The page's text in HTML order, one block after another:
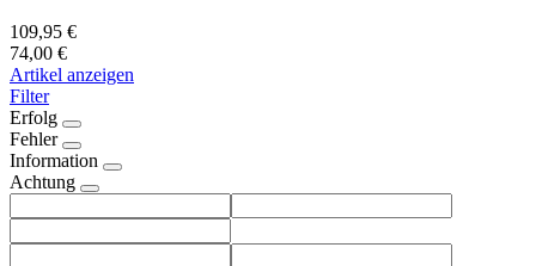
109,95 €
74,00 €
Artikel anzeigen
Filter
Erfolg
Fehler
Information
Achtung